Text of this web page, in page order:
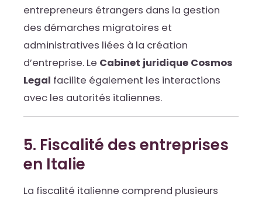
entrepreneurs étrangers dans la gestion
des démarches migratoires et
administratives liées à la création
d’entreprise. Le Cabinet juridique Cosmos
Legal facilite également les interactions
avec les autorités italiennes.
5. Fiscalité des entreprises
en Italie
La fiscalité italienne comprend plusieurs